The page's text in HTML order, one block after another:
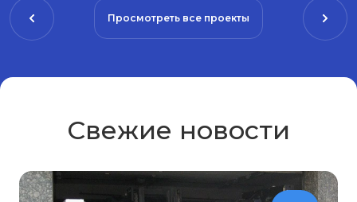
Просмотреть все проекты
Свежие новости